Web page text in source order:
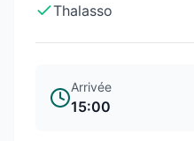
Thalasso
Arrivée
15:00